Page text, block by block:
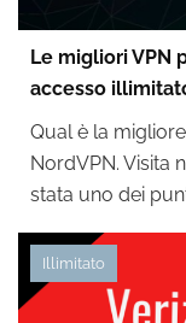
Le migliori VPN
accesso
Qual è la
NordVPN. Visita
stata uno dei
Illimitato